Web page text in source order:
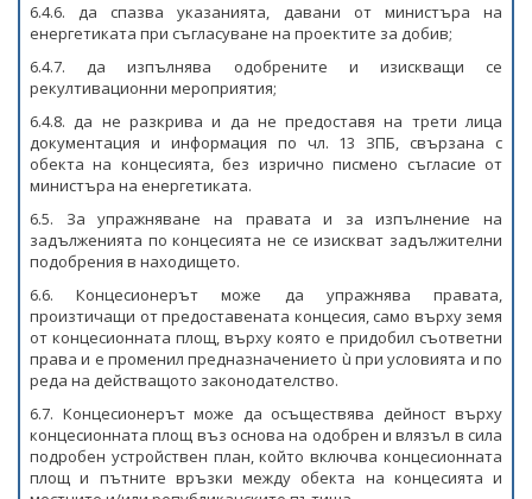
6.4.6. да спазва указанията, давани от министъра на
енергетиката при съгласуване на проектите за добив;
6.4.7. да изпълнява одобрените и изискващи се
рекултивационни мероприятия;
6.4.8. да не разкрива и да не предоставя на трети лица
документация и информация по чл. 13 ЗПБ, свързана с
обекта на концесията, без изрично писмено съгласие от
министъра на енергетиката.
6.5. За упражняване на правата и за изпълнение на
задълженията по концесията не се изискват задължителни
подобрения в находището.
6.6. Концесионерът може да упражнява правата,
произтичащи от предоставената концесия, само върху земя
от концесионната площ, върху която е придобил съответни
права и е променил предназначението ù при условията и по
реда на действащото законодателство.
6.7. Концесионерът може да осъществява дейност върху
концесионната площ въз основа на одобрен и влязъл в сила
подробен устройствен план, който включва концесионната
площ и пътните връзки между обекта на концесията и